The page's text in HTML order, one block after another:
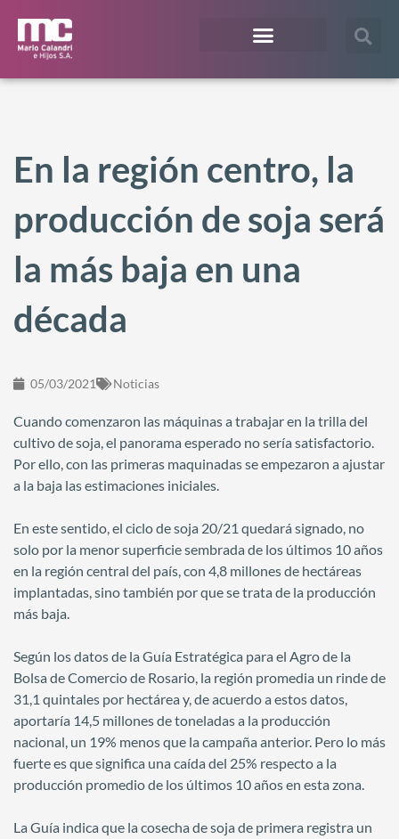
En la región centro, la
producción de soja será
la más baja en una
década
05/03/2021 Noticias
Cuando comenzaron las máquinas a trabajar en la trilla del
cultivo de soja, el panorama esperado no sería satisfactorio.
Por ello, con las primeras maquinadas se empezaron a ajustar
a la baja las estimaciones iniciales.
En este sentido, el ciclo de soja 20/21 quedará signado, no
solo por la menor superficie sembrada de los últimos 10 años
en la región central del país, con 4,8 millones de hectáreas
implantadas, sino también por que se trata de la producción
más baja.
Según los datos de la Guía Estratégica para el Agro de la
Bolsa de Comercio de Rosario, la región promedia un rinde de
31,1 quintales por hectárea y, de acuerdo a estos datos,
aportaría 14,5 millones de toneladas a la producción
nacional, un 19% menos que la campaña anterior. Pero lo más
fuerte es que significa una caída del 25% respecto a la
producción promedio de los últimos 10 años en esta zona.
La Guía indica que la cosecha de soja de primera registra un